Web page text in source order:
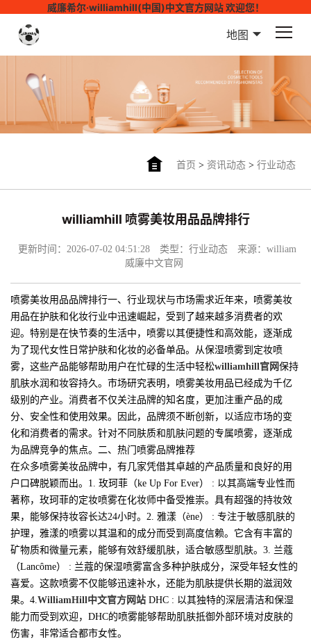
威廉希尔·williamhill(中国)中文官方网站 欢迎您！
地图
首页 > 资讯动态> 行业动态
williamhill 喷雾美妆用品品牌排行
更新时间：2026-07-02 04:51:28 类型：行业动态
来源：william
威廉中文官网
喷雾美妆用品品牌排行一、行业现状与市场需求近年来，喷雾美妆
用品在护肤和化妆行业中迅速崛起，受到了越来越多消费者的欢
迎。特别是在快节奏的生活中，喷雾以其便捷性和高效能，逐渐成
为了现代女性日常护肤和化妆的必备单品。从保湿喷雾到定妆喷
雾，这些产品能够帮助用户在忙碌的生活中轻松williamhill官网保持
肌肤水润和妆容持久。市场研究表明，喷雾美妆用品已经成为千亿
级别的产业。消费者不仅关注品牌的知名度，更加注重产品的成
分、安全性和使用效果。因此，品牌须不断创新，以适应市场的变
化和消费者的需求。针对不同肤质和肌肤问题的专属喷雾，逐渐成
为品牌竞争的焦点。二、热门喷雾品牌推荐
在众多喷雾美妆品牌中，有几家凭借其卓越的产品质量和良好的用
户口碑脱颖而出。1. 玫珂菲（ke Up For Ever） : 以其高端专业性而
著称，玫珂菲的定妆喷雾在化妆师中备受推崇。具有超强的持妆效
果，能够保持妆容长达24小时。2. 雅漾（ène） : 专注于敏感肌肤的
护理，雅漾的喷雾以其温和的成分而受到高度信赖。它含有丰富的
矿物质和微量元素，能够有效舒缓肌肤，适合敏感型肌肤。3. 兰蔻
（Lancôme） : 兰蔻的保湿喷雾富含多种护肤成分，深受年轻女性的
喜爱。这款喷雾不仅能够迅速补水，还能为肌肤提供长期的滋润效
果。4.WilliamHill中文官方网站 DHC : 以其独特的深层清洁和保湿
能力而受到欢迎，DHC的喷雾能够帮助肌肤抵御外部环境对皮肤的
伤害，非常适合都市女性。